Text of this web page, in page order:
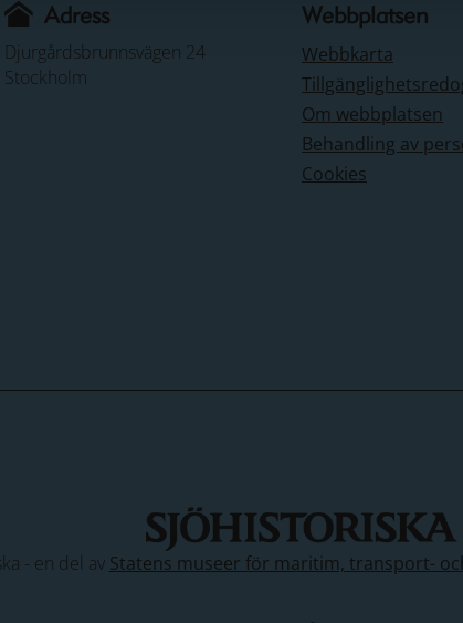
Adress
Djurgårdsbrunnsvägen 24
Stockholm
Webbplatsen
Webbkarta
Om webbplatsen
Behandling av
Cookies
- en del av Statens museer för maritim, transport-